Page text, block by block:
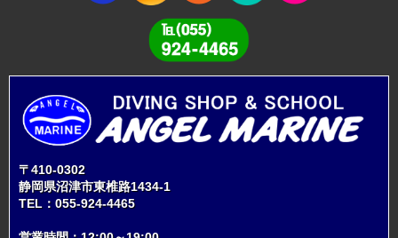
〒410-0302
静岡県沼津市東椎路1434-1
TEL： 055-924-4465